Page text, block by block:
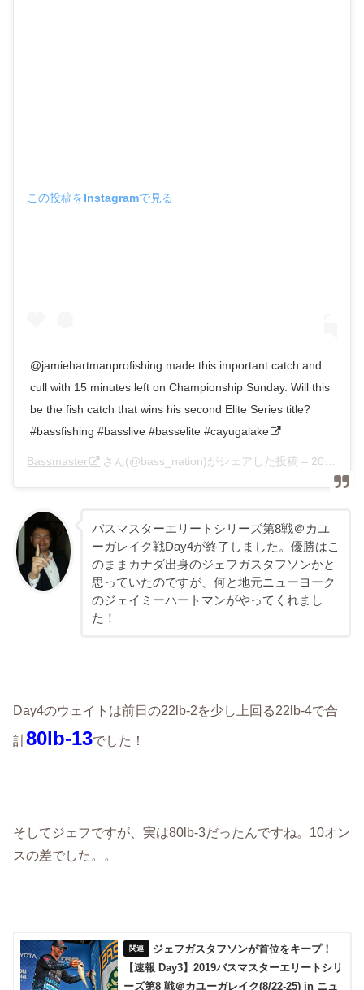
この投稿をInstagramで見る
@jamiehartmanprofishing made this important catch and
cull with 15 minutes left on Championship Sunday. Will this
be the fish catch that wins his second Elite Series title?
#bassfishing #basslive #basselite #cayugalake
Bassmaster さん(@bass_nation)がシェアした投稿 – 2019年 8月月25日午後12時05分PDT
バスマスターエリートシリーズ第8戦＠カユ
ーガレイク戦Day4が終了しました。優勝はこ
のままカナダ出身のジェフガスタフソンかと
思っていたのですが、何と地元ニューヨーク
のジェイミーハートマンがやってくれまし
た！
Day4のウェイトは前日の22lb-2を少し上回る22lb-4で合
計80lb-13でした！
そしてジェフですが、実は80lb-3だったんですね。10オン
スの差でした。。
ジェフガスタフソンが首位をキープ！
【速報 Day3】2019バスマスターエリートシリ
ーズ第8 戦＠カユーガレイク(8/22-25) in ニュ